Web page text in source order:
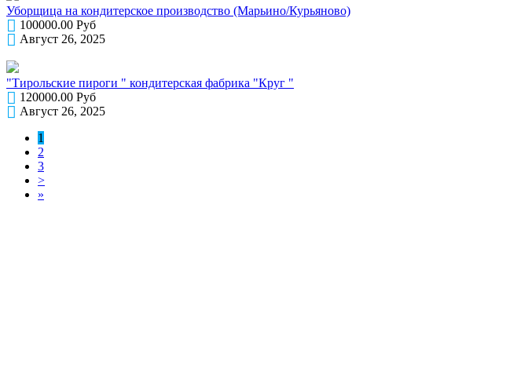
Уборщица на кондитерское производство (Марьино/Курьяново)
100000.00 Руб
Август 26, 2025
"Тирольские пироги " кондитерская фабрика "Круг "
120000.00 Руб
Август 26, 2025
1
2
3
>
»